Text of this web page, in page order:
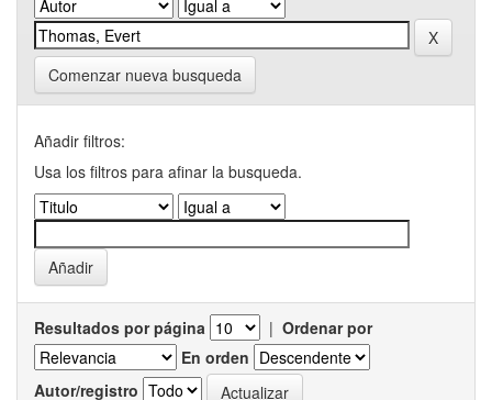
Comenzar nueva busqueda
Añadir filtros:
Usa los filtros para afinar la busqueda.
Resultados por página | Ordenar por
En orden
Autor/registro